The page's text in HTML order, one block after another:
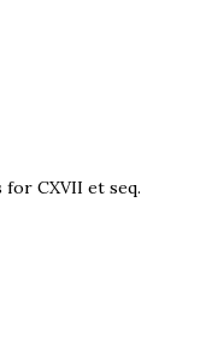
CXVII et seq.